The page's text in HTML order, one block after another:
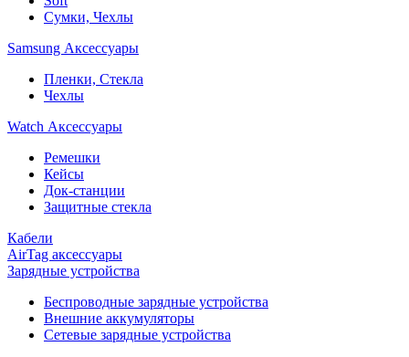
Сумки, Чехлы
Samsung Аксессуары
Пленки, Стекла
Чехлы
Watch Аксессуары
Ремешки
Кейсы
Док-станции
Защитные стекла
Кабели
AirTag аксессуары
Зарядные устройства
Беспроводные зарядные устройства
Внешние аккумуляторы
Сетевые зарядные устройства